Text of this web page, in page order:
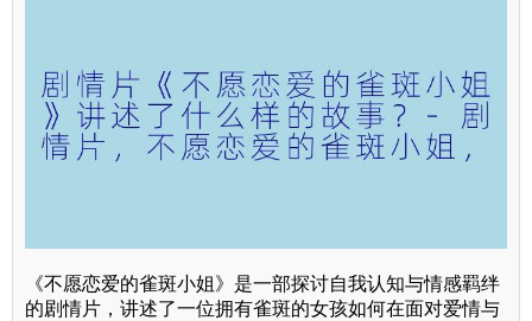
《不愿恋爱的雀斑小姐》是一部探讨自我认知与情感羁绊
的剧情片，讲述了一位拥有雀斑的女孩如何在面对爱情与